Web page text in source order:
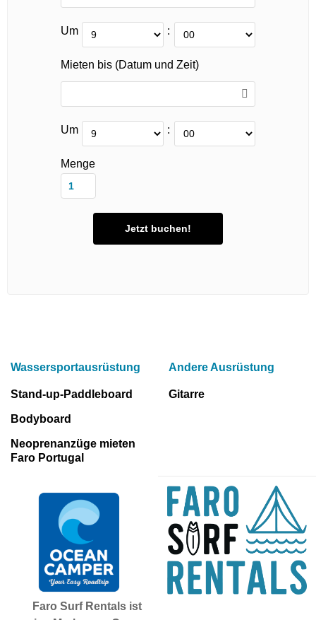
Um :
Mieten bis (Datum und Zeit)
Um :
Menge
Faro Surf Rentals ist
Andere Ausrüstung
Gitarre
Wassersportausrüstung
Stand-up-Paddleboard
Bodyboard
Neoprenanzüge mieten
Faro Portugal